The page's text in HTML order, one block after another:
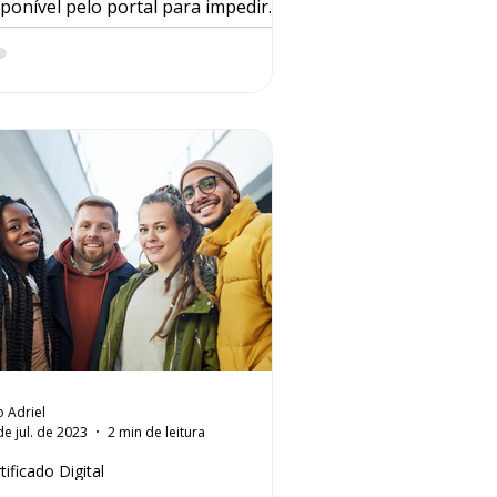
pelo portal para impedir
terceiros acessem contas alheias,
que o titular tenha conhecimento.
de acesso ao portal,
do aplicativo Gov.br por envio
um código para o celular
pelo titular no momento
de sua conta no portal.
a conta no GOV.br é criada
para a pessoa física, quando h
Digital
Adriel
jul. de 2023
2 min de leitura